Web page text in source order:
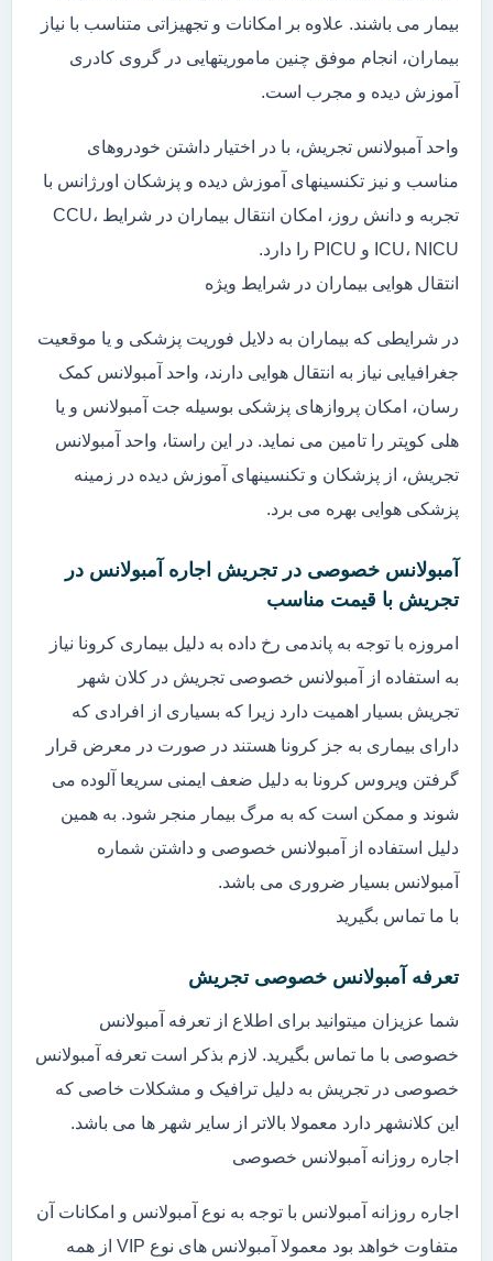
بیمار می باشند. علاوه بر امکانات و تجهیزاتی متناسب با نیاز
بیماران، انجام موفق چنین ماموریتهایی در گروی کادری
آموزش دیده و مجرب است.
واحد آمبولانس تجریش، با در اختیار داشتن خودروهای
مناسب و نیز تکنسینهای آموزش دیده و پزشکان اورژانس با
تجربه و دانش روز، امکان انتقال بیماران در شرایط CCU،
ICU، NICU و PICU را دارد.
انتقال هوایی بیماران در شرایط ویژه
در شرایطی که بیماران به دلایل فوریت پزشکی و یا موقعیت
جغرافیایی نیاز به انتقال هوایی دارند، واحد آمبولانس کمک
رسان، امکان پروازهای پزشکی بوسیله جت آمبولانس و یا
هلی کوپتر را تامین می نماید. در این راستا، واحد آمبولانس
تجریش، از پزشکان و تکنسینهای آموزش دیده در زمینه
پزشکی هوایی بهره می برد.
آمبولانس خصوصی در تجریش اجاره آمبولانس در
تجریش با قیمت مناسب
امروزه با توجه به پاندمی رخ داده به دلیل بیماری کرونا نیاز
به استفاده از آمبولانس خصوصی تجریش در کلان شهر
تجریش بسیار اهمیت دارد زیرا که بسیاری از افرادی که
دارای بیماری به جز کرونا هستند در صورت در معرض قرار
گرفتن ویروس کرونا به دلیل ضعف ایمنی سریعا آلوده می
شوند و ممکن است که به مرگ بیمار منجر شود. به همین
دلیل استفاده از آمبولانس خصوصی و داشتن شماره
آمبولانس بسیار ضروری می باشد.
با ما تماس بگیرید
تعرفه آمبولانس خصوصی تجریش
شما عزیزان میتوانید برای اطلاع از تعرفه آمبولانس
خصوصی با ما تماس بگیرید. لازم بذکر است تعرفه آمبولانس
خصوصی در تجریش به دلیل ترافیک و مشکلات خاصی که
این کلانشهر دارد معمولا بالاتر از سایر شهر ها می باشد.
اجاره روزانه آمبولانس خصوصی
اجاره روزانه آمبولانس با توجه به نوع آمبولانس و امکانات آن
متفاوت خواهد بود معمولا آمبولانس های نوع VIP از همه